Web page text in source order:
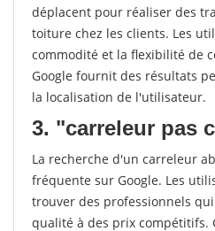
déplacent pour réaliser des
toiture chez les clients. Les
commodité et la flexibilité de
Google fournit des résultats
la localisation de l'utilisateur.
3. "carreleur pas
La recherche d'un carreleur
fréquente sur Google. Les
trouver des professionnels
qualité à des prix compétitifs.